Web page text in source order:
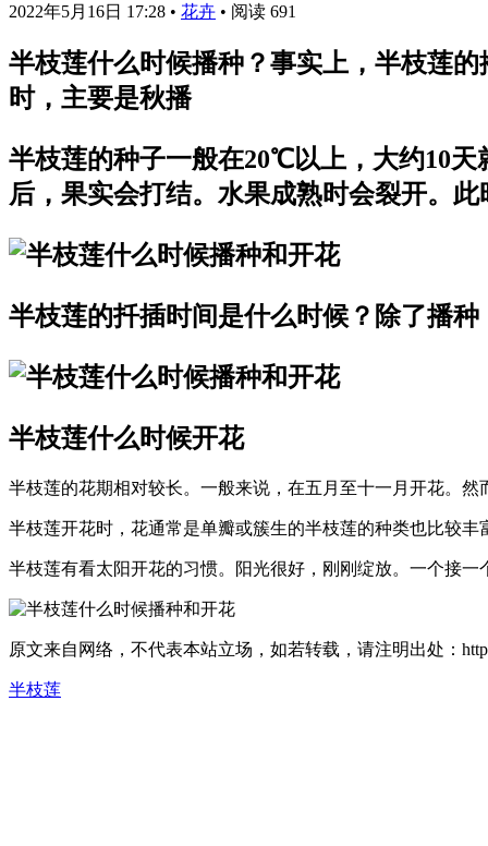
2022年5月16日 17:28 • 花卉 • 阅读 691
半枝莲什么时候播种？事实上，半枝莲
时，主要是秋播
半枝莲的种子一般在20℃以上，大约10
后，果实会打结。水果成熟时会裂开。
半枝莲的扦插时间是什么时候？除了播
半枝莲什么时候开花
半枝莲的花期相对较长。一般来说，在五月至十一月开花。然
半枝莲开花时，花通常是单瓣或簇生的半枝莲的种类也比较丰
半枝莲有看太阳开花的习惯。阳光很好，刚刚绽放。一个接一
原文来自网络，不代表本站立场，如若转载，请注明出处：
半枝莲